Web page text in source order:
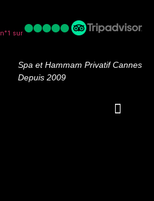
n°1 sur
Spa et Hammam Privatif Cannes
Depuis 2009